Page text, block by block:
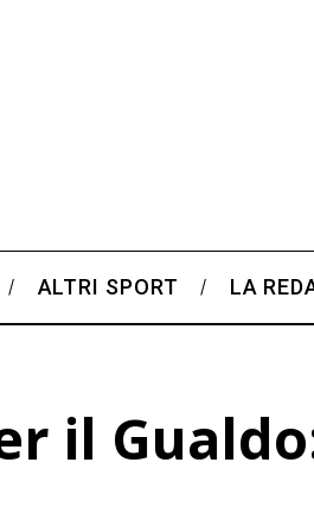
ALTRI SPORT LA
il